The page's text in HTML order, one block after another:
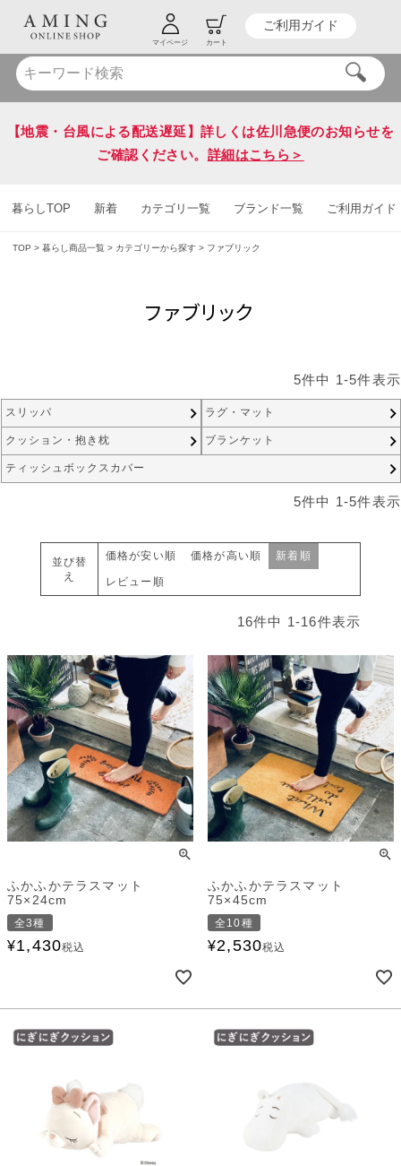
マイページ カート
ご利用ガイド
HOT KEY WORD #炭八 #送料無料
【地震・台風による配送遅延】詳しくは佐川急便のお知らせを
ご確認ください。 詳細はこちら＞
暮らしTOP 新着 カテゴリ一覧 ブランド一覧 ご利用ガイド
TOP 暮らし商品一覧 カテゴリーから探す ファブリック
ファブリック
5件中 1 -5件表示
スリッパ ラグ・マット
クッション・抱き枕 ブランケット
ティッシュボックスカバー
5件中 1 -5件表示
並び替
え
価格が安い順 価格が高い順 新着順
レビュー順
16件中 1 -16件表示
ふかふかテラスマット
75×24cm
全3種
¥1,430税込
ふかふかテラスマット
75×45cm
全10種
¥2,530税込